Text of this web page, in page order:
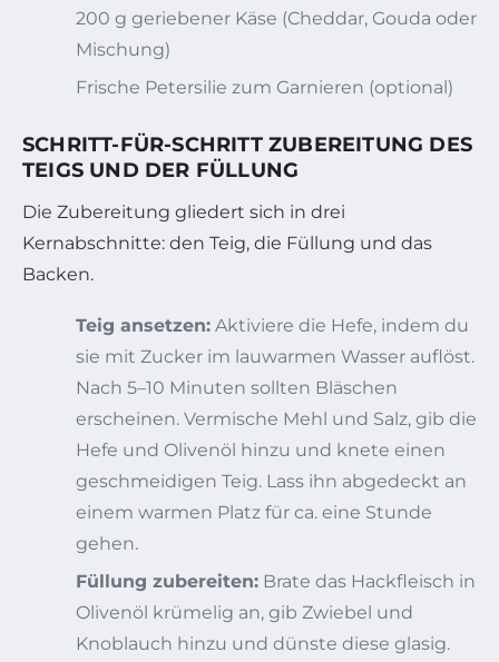
200 g geriebener Käse (Cheddar, Gouda oder
Mischung)
Frische Petersilie zum Garnieren (optional)
SCHRITT-FÜR-SCHRITT ZUBEREITUNG DES
TEIGS UND DER FÜLLUNG
Die Zubereitung gliedert sich in drei
Kernabschnitte: den Teig, die Füllung und das
Backen.
Teig ansetzen: Aktiviere die Hefe, indem du
sie mit Zucker im lauwarmen Wasser auflöst.
Nach 5–10 Minuten sollten Bläschen
erscheinen. Vermische Mehl und Salz, gib die
Hefe und Olivenöl hinzu und knete einen
geschmeidigen Teig. Lass ihn abgedeckt an
einem warmen Platz für ca. eine Stunde
gehen.
Füllung zubereiten: Brate das Hackfleisch in
Olivenöl krümelig an, gib Zwiebel und
Knoblauch hinzu und dünste diese glasig.